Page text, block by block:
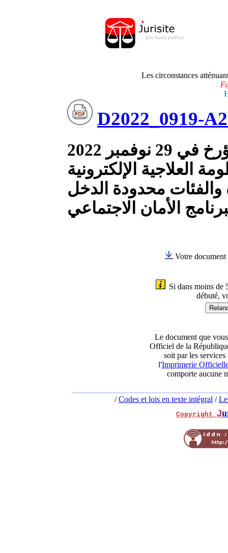
Les circonstances
D2022_0919-
أمر عدد 919 لسنة 2022 مؤرخ في 29 نوفمبر 2022
العلاجية الإلكترونية
والفئات محدودة الدخل
Votre document
Si dans moins de
débuté,
Le document que
Officiel de la
soit par les
l'Imprimerie
comporte aucune
/Codes et lois en texte intégral /
Copyright J